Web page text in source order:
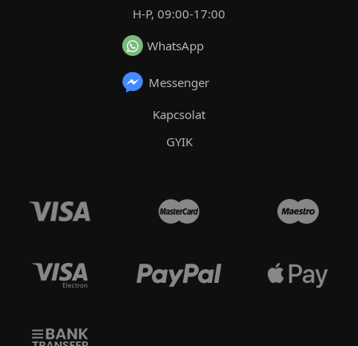
H-P, 09:00-17:00
WhatsApp
Messenger
Kapcsolat
GYIK